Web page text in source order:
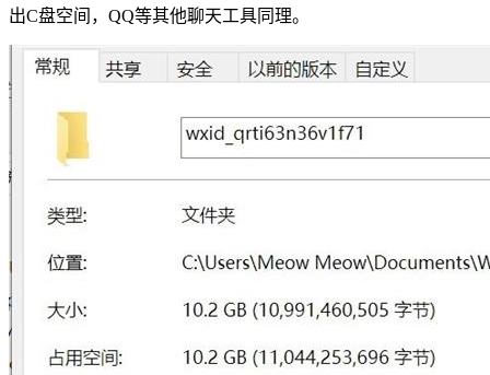
出C盘空间，QQ等其他聊天工具同理。